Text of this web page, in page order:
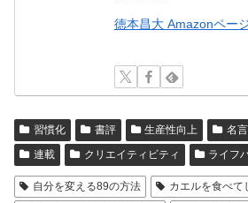
徳本昌大 Amazonペー
習慣化 書評 生産性向上 名言
連載
クリエイティビティ ライフ
自分を変える89の方法
カエルを食べて